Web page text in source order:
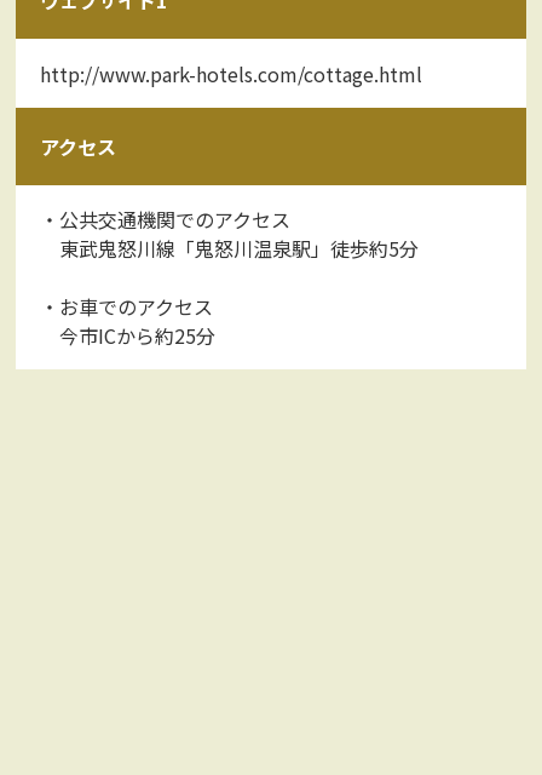
http://www.park-hotels.com/cottage.html
アクセス
・公共交通機関でのアクセス
東武鬼怒川線「鬼怒川温泉駅」徒歩約5分
・お車でのアクセス
今市ICから約25分